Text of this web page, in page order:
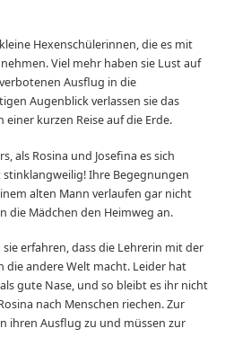
Hexenschülerinnen, die es mit
Viel mehr haben sie Lust auf
Ausflug in die
Augenblick verlassen sie das
kurzen Reise auf die Erde.
als Rosina und Josefina es sich
stinklangweilig! Ihre Begegnungen
alten Mann verlaufen gar nicht
die Mädchen den Heimweg an.
erfahren, dass die Lehrerin mit der
die andere Welt macht. Leider hat
gute Nase, und so bleibt es ihr nicht
nach Menschen riechen. Zur
ihren Ausflug zu und müssen zur